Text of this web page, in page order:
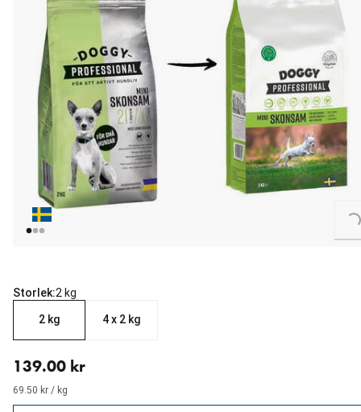
Loading...
Storlek:2 kg
2 kg 4 x 2 kg
139.00 kr
69.50 kr / kg